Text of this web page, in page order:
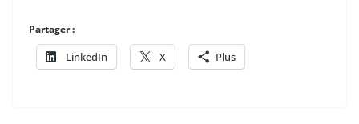
Partager :
LinkedIn X Plus